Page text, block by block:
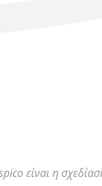
είναι η